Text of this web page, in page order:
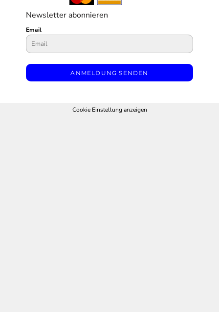
Newsletter abonnieren
Email
ANMELDUNG SENDEN
Cookie Einstellung anzeigen